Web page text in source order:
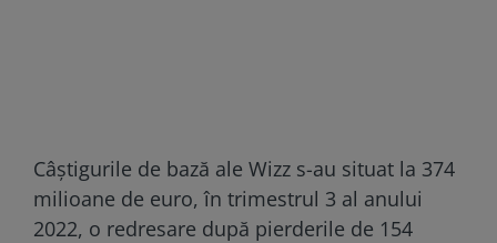
Câştigurile de bază ale Wizz s-au situat la 374
milioane de euro, în trimestrul 3 al anului
2022, o redresare după pierderile de 154